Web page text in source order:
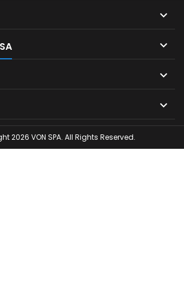




2026 VON SPA. All Rights Reserved.